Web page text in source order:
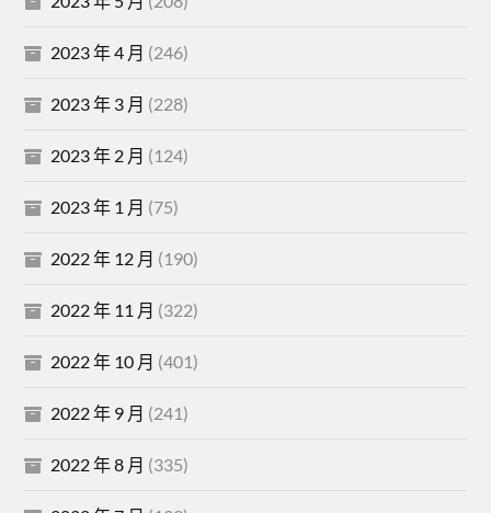
2023 年 4 月 (246)
2023 年 3 月 (228)
2023 年 2 月 (124)
2023 年 1 月 (75)
2022 年 12 月 (190)
2022 年 11 月 (322)
2022 年 10 月 (401)
2022 年 9 月 (241)
2022 年 8 月 (335)